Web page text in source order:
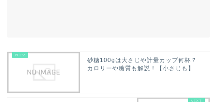
砂糖100gは大さじや計量カップ何杯？
カロリーや糖質も解説！【小さじも】